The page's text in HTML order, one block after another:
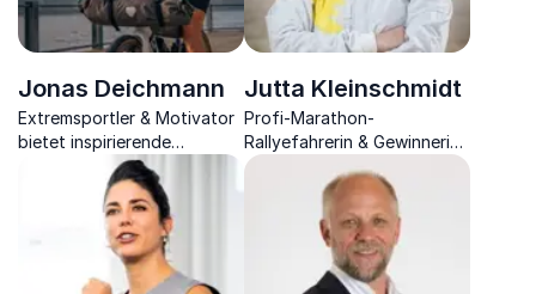
Jonas Deichmann
Extremsportler & Motivator
bietet inspirierende
Keynotes zu Abenteuer,
Motivation & Erfolg.
Unvergleichliche
Weltrekorde & mitreißende
Geschichten.
Jutta Kleinschmidt
Profi-Marathon-
Rallyefahrerin & Gewinnerin
der Rallye Paris-Dakar 2001
zeigt, wie Sie volle
Motivation erreichen und so
Herausforderungen